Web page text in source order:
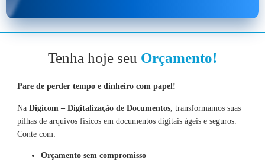
Tenha hoje seu Orçamento!
Pare de perder tempo e dinheiro com papel!
Na Digicom – Digitalização de Documentos, transformamos suas
pilhas de arquivos físicos em documentos digitais ágeis e seguros.
Conte com:
Orçamento sem compromisso